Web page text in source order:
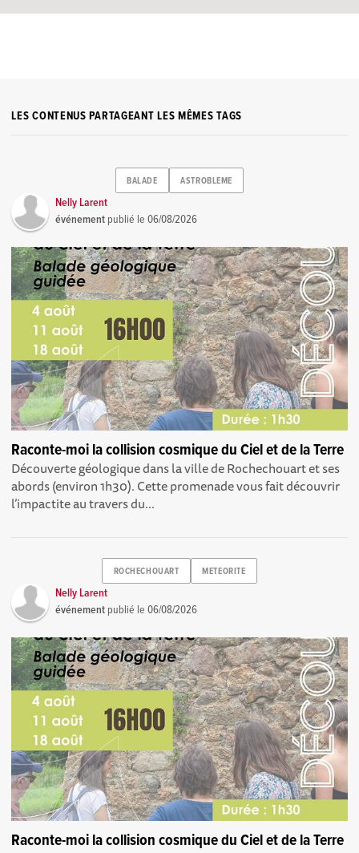
LES CONTENUS PARTAGEANT LES MÊMES TAGS
BALADE ASTROBLEME
Nelly Larent
événement publié le06/08/2026
Raconte-moi la collision cosmique du Ciel et de la Terre
Découverte géologique dans la ville de Rochechouart et ses
abords (environ 1h30). Cette promenade vous fait découvrir
l’impactite au travers du...
ROCHECHOUART METEORITE
Nelly Larent
événement publié le06/08/2026
Raconte-moi la collision cosmique du Ciel et de la Terre